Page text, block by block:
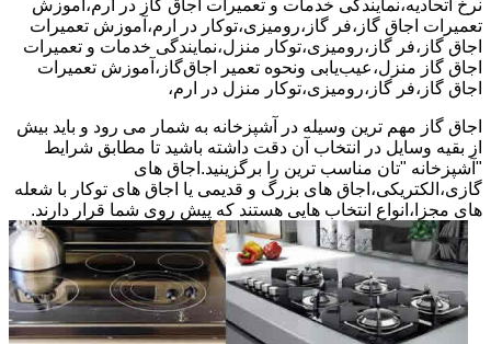
نرخ اتحادیه،نمایندگی خدمات و تعمیرات اجاق گاز در ارم،آموزش
تعمیرات اجاق گاز،فر گاز،رومیزی،توکار در ارم،آموزش تعمیرات
اجاق گاز،فر گاز،رومیزی،توکار منزل،نمایندگی خدمات و تعمیرات
اجاق گاز منزل،عیب‌یابی ونحوه تعمیر اجاق‌گاز،آموزش تعمیرات
اجاق گاز،فر گاز،رومیزی،توکار منزل در ارم،
اجاق گاز مهم ترین وسیله در آشپزخانه به شمار می رود و باید بیش
از بقیه وسایل در انتخاب آن دقت داشته باشید تا مطابق شرایط
"آشپزخانه "تان مناسب ترین را برگزینید.اجاق های
گازی،الکتریکی،اجاق های بزرگ و قدیمی یا اجاق های توکار با شعله
های مجزا،انواع انتخاب هایی هستند که پیش روی شما قرار دارند.